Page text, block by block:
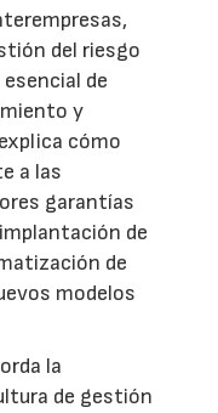
del riesgo
de
y
cómo
a las
garantías
de
de
modelos
la
de gestión